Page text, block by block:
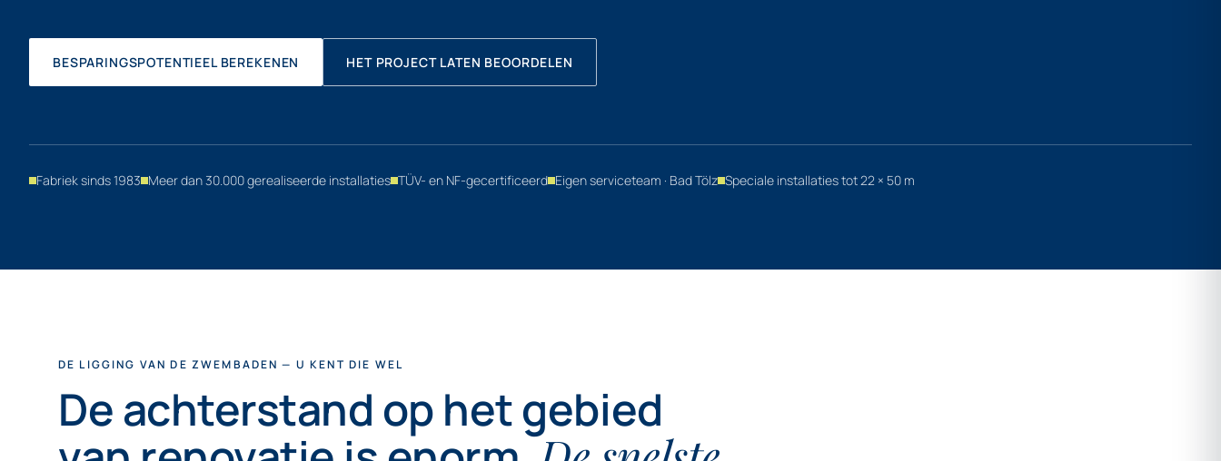
BESPARINGSPOTENTIEEL BEREKENEN HET PROJECT LATEN BEOORDELEN
Fabriek sinds 1983 Meer dan 30.000 gerealiseerde installaties TÜV- en NF-gecertificeerd Eigen serviceteam · Bad Tölz Speciale installaties tot 22 × 50 m
DE LIGGING VAN DE ZWEMBADEN — U KENT DIE WEL
De achterstand op het gebied